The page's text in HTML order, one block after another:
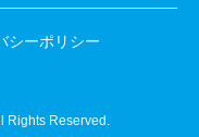
シーポリシー
Rights Reserved.